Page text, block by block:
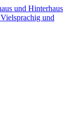
und Hinterhaus
und